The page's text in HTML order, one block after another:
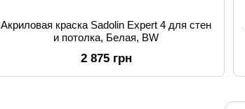
Акриловая краска Sadolin Expert 4 для стен
и потолка, Белая, BW
2 875 грн